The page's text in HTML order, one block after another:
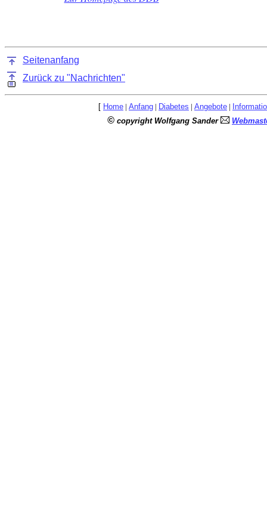
Seitenanfang
Zurück zu "Nachrichten"
[ Home | Anfang | Diabetes | Angebote |
© copyright Wolfgang Sander